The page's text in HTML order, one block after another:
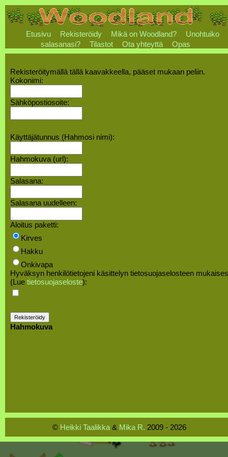
Etusivu Rekisteröidy Mikä on Woodland?
Unohtuiko
salasanasi?
Tilastot Ota yhteyttä Opas
Rekisteröitymällä tällä kaavakkeella, pääset mukaan peliin.
Kokonimi:
Sähköpostiosoite:
Käyttäjätunnus (Hahmosi nimi):
Hahmokuva (url):
Salasana:
Salasana uudelleen:
Aloitus paketti:
Kirves
Hakku
Onkivapa
Hyväksyn henkilötietojeni käsittelyn tietosuojaselosteen
(Lue tietosuojaseloste):
Hahmokuva
© Heikki Taalikka& Mika R. 2009 - 2026